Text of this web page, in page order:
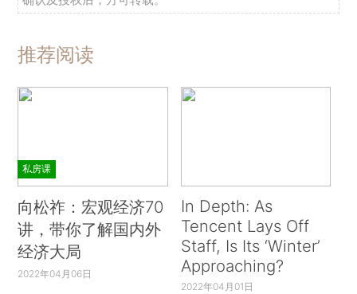
推荐阅读
私房课
向松祚：宏观经济70
讲，带你了解国内外
经济大局
2022年04月06日
In Depth: As
Tencent Lays Off
Staff, Is Its ‘Winter’
Approaching?
2022年04月01日